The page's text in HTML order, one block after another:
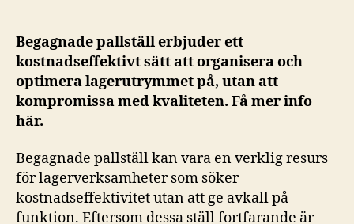
Begagnade pallställ erbjuder ett
kostnadseffektivt sätt att organisera och
optimera lagerutrymmet på, utan att
kompromissa med kvaliteten. Få mer info
här.
Begagnade pallställ kan vara en verklig resurs
för lagerverksamheter som söker
kostnadseffektivitet utan att ge avkall på
funktion. Eftersom dessa ställ fortfarande är